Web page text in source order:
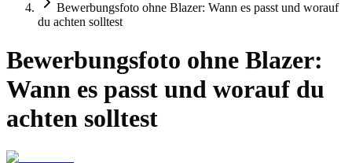
Bewerbungsfoto ohne Blazer: Wann es passt und worauf
du achten solltest
Bewerbungsfoto ohne Blazer:
Wann es passt und worauf du
achten solltest